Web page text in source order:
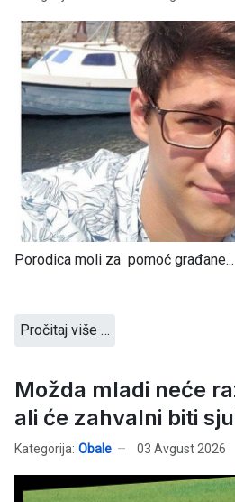
Porodica moli za pomoć građane...
Pročitaj više …
Možda mladi neće
ali će zahvalni biti
Kategorija: Obale 03 Avgust 2026